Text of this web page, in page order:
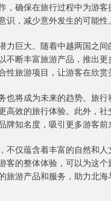
，确保在旅行过程中为游
，减少意外发生的可能性。
巨大。随着中越两国之
不断丰富旅游产品，推出
旅游项目，让游客在欣赏
也将成为未来的趋势。旅
高效的旅行体验。此外，
知名度，吸引更多游客前
不仅蕴含着丰富的自然和
客的整体体验，可以为这
游产品和服务，助力北海